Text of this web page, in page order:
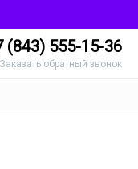
(843) 555-15-36
Заказать обратный звонок